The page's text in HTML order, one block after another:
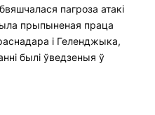
пагроза атакі
прыпыненая праца
і Геленджыка,
былі ўведзеныя ў